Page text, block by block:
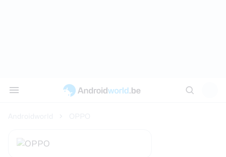
Samsung
AW Poll